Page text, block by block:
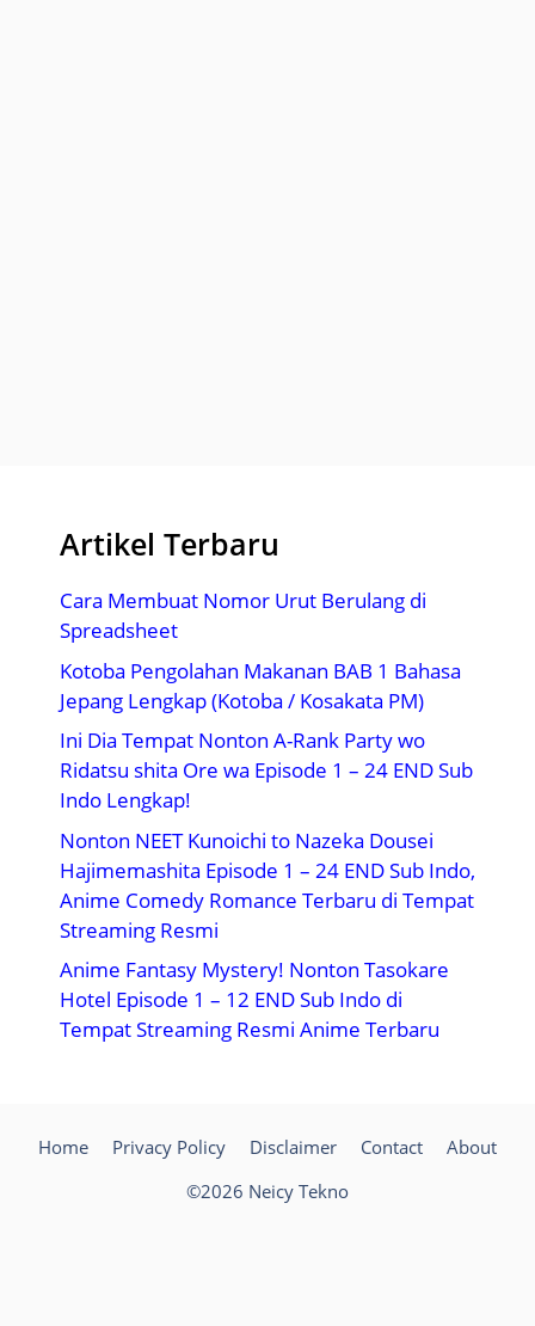
Artikel Terbaru
Cara Membuat Nomor Urut Berulang di
Spreadsheet
Kotoba Pengolahan Makanan BAB 1 Bahasa
Jepang Lengkap (Kotoba / Kosakata PM)
Ini Dia Tempat Nonton A-Rank Party wo
Ridatsu shita Ore wa Episode 1 – 24 END Sub
Indo Lengkap!
Nonton NEET Kunoichi to Nazeka Dousei
Hajimemashita Episode 1 – 24 END Sub Indo,
Anime Comedy Romance Terbaru di Tempat
Streaming Resmi
Anime Fantasy Mystery! Nonton Tasokare
Hotel Episode 1 – 12 END Sub Indo di
Tempat Streaming Resmi Anime Terbaru
Home Privacy Policy Disclaimer Contact
About
©2026 Neicy Tekno